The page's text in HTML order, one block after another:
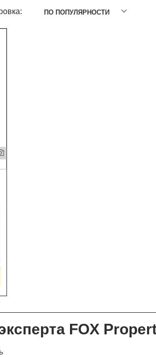
ПО ПОПУЛЯРНОСТИ
FOX